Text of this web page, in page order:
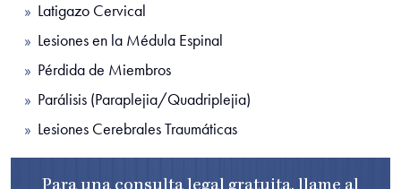
Latigazo Cervical
Lesiones en la Médula Espinal
Pérdida de Miembros
Parálisis (Paraplejia/Quadriplejia)
Lesiones Cerebrales Traumáticas